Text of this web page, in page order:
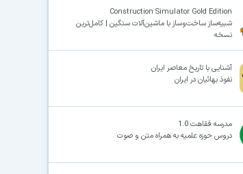
Construction Simulator Gold Edition
شبیه‌ساز ساخت‌وساز با ماشین‌آلات سنگین | کامل‌ترین
نسخه
آشنایی با تاریخ معاصر ایران
نفوذ بهائیان در ایران
مدرسه فقاهت 1.0
دروس حوزه علمیه به همراه متن و صوت